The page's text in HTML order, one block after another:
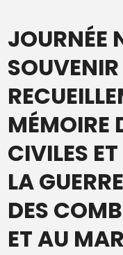
JOURNÉE
SOUVENIR
MÉMOIRE
CIVILES
LA
DES
ET AU